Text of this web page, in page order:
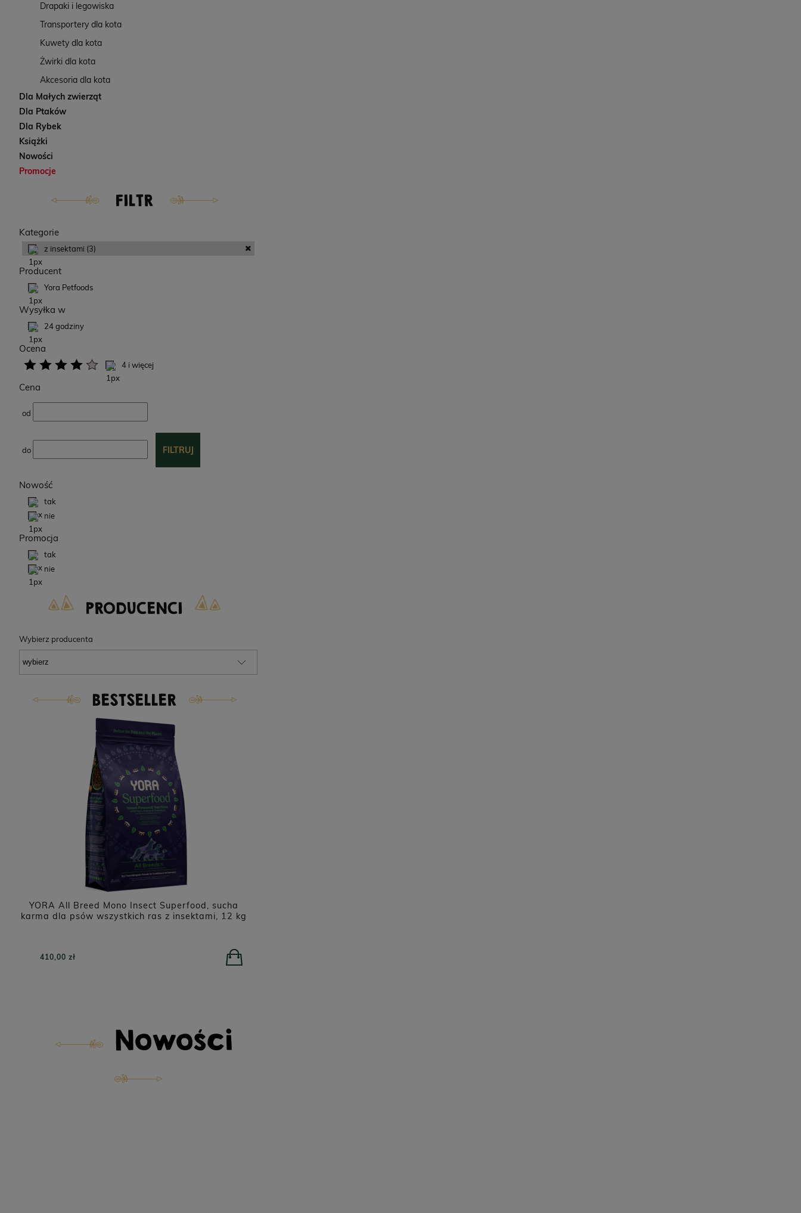
Drapaki i legowiska
Transportery dla kota
Kuwety dla kota
Żwirki dla kota
Akcesoria dla kota
Dla Małych zwierząt
Dla Ptaków
Dla Rybek
Książki
Nowości
Promocje
FILTR
Kategorie
z insektami (3)
Producent
Yora Petfoods
Wysyłka w
24 godziny
Ocena
4 i więcej
Cena
od
do FILTRUJ
Nowość
tak
nie
Promocja
tak
nie
PRODUCENCI
Wybierz producenta
BESTSELLER
YORA All Breed Mono Insect Superfood, sucha
karma dla psów wszystkich ras z insektami, 12 kg
410,00 zł
Nowości